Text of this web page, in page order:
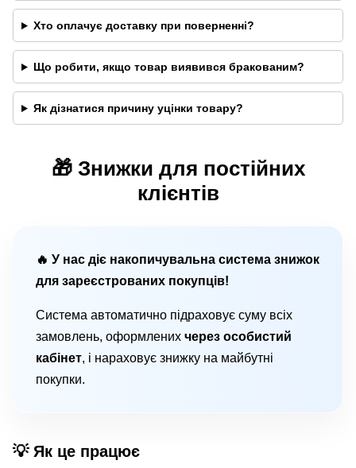
Хто оплачує доставку при поверненні?
Що робити, якщо товар виявився бракованим?
Як дізнатися причину уцінки товару?
🎁 Знижки для постійних
клієнтів
🔥 У нас діє накопичувальна система знижок
для зареєстрованих покупців!
Система автоматично підраховує суму всіх
замовлень, оформлених через особистий
кабінет, і нараховує знижку на майбутні
покупки.
💡 Як це працює